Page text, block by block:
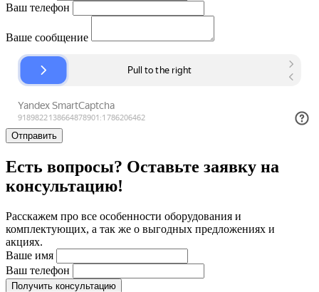
Ваш телефон
Ваше сообщение
Отправить
Есть вопросы? Оставьте заявку на
консультацию!
Расскажем про все особенности оборудования и
комплектующих, а так же о выгодных предложениях и
акциях.
Ваше имя
Ваш телефон
Получить консультацию